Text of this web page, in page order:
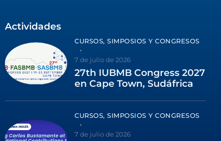
Actividades
CURSOS, SIMPOSIOS Y CONGRESOS
7 de julio de 2026
27th IUBMB Congress 2027
en Cape Town, Sudáfrica
CURSOS, SIMPOSIOS Y CONGRESOS
7 de julio de 2026